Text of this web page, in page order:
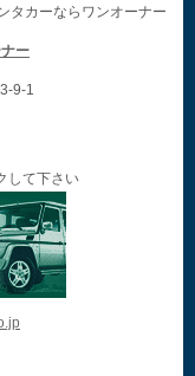
タカーならワンオーナー
ー
9-1
して下さい